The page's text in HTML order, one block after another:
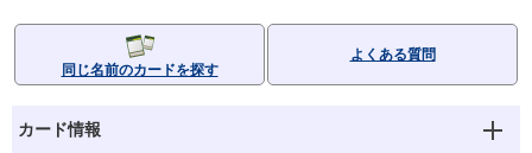
同じ名前のカードを探す
よくある質問
カード情報